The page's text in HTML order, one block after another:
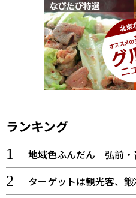
ランキング
地域色ふんだん 弘前・
ターゲットは観光客、鍛